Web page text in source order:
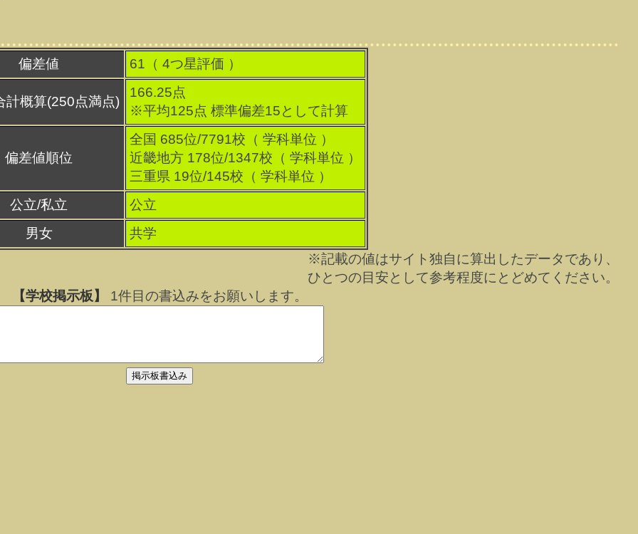
偏差値 61（ 4つ星評価 ）
計概算(250点満点)
166.25点
※平均125点 標準偏差15として計算
偏差値順位
全国 685位/7791校（ 学科単位 ）
近畿地方 178位/1347校（ 学科単位 ）
三重県 19位/145校（ 学科単位 ）
公立/私立
公立
男女
共学
※記載の値はサイト独自に算出したデータであり、
ひとつの目安として参考程度にとどめてください。
【学校掲示板】
1件目の書込みをお願いします。